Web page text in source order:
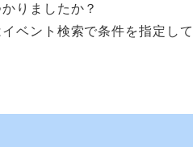
りましたか？
ベント検索で条件を指定し